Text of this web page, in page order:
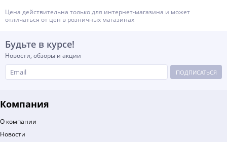
Цена действительна только для интернет-магазина и может
отличаться от цен в розничных магазинах
Будьте в курсе!
Новости, обзоры и акции
ПОДПИСАТЬСЯ
Компания
О компании
Новости